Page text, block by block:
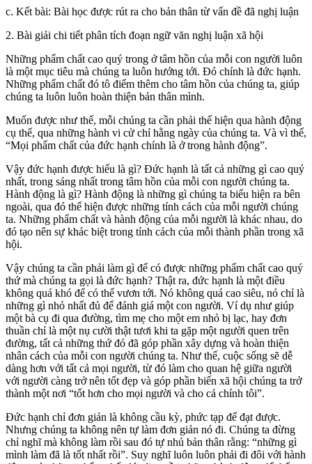
c. Kết bài: Bài học được rút ra cho bản thân từ vấn đề đã nghị luận
2. Bài giải chi tiết phân tích đoạn ngữ văn nghị luận xã hội
Những phẩm chất cao quý trong ở tâm hồn của mỗi con người luôn
là một mục tiêu mà chúng ta luôn hướng tới. Đó chính là đức hạnh.
Những phẩm chất đó tô điểm thêm cho tâm hồn của chúng ta, giúp
chúng ta luôn luôn hoàn thiện bản thân mình.
Muốn được như thế, mỗi chúng ta cần phải thể hiện qua hành động
cụ thể, qua những hành vi cử chỉ hằng ngày của chúng ta. Và vì thế,
“Mọi phẩm chất của đức hạnh chính là ở trong hành động”.
Vậy đức hạnh được hiểu là gì? Đức hạnh là tất cả những gì cao quý
nhất, trong sáng nhất trong tâm hồn của mỗi con người chúng ta.
Hành động là gì? Hành động là những gì chúng ta biểu hiện ra bên
ngoài, qua đó thể hiện được những tính cách của mỗi người chúng
ta. Những phẩm chất và hành động của mỗi người là khác nhau, do
đó tạo nên sự khác biệt trong tính cách của mỗi thành phần trong xã
hội.
Vậy chúng ta cần phải làm gì để có được những phẩm chất cao quý
thứ mà chúng ta gọi là đức hạnh? Thật ra, đức hạnh là một điều
không quá khó để có thể vươn tới. Nó không quá cao siêu, nó chỉ là
những gì nhỏ nhất đủ để đánh giá một con người. Ví dụ như giúp
một bà cụ đi qua đường, tìm mẹ cho một em nhỏ bị lạc, hay đơn
thuần chỉ là một nụ cười thật tươi khi ta gặp một người quen trên
đường, tất cả những thứ đó đã góp phần xây dựng và hoàn thiện
nhân cách của mỗi con người chúng ta. Như thế, cuộc sống sẽ dễ
dàng hơn với tất cả mọi người, từ đó làm cho quan hệ giữa người
với người càng trở nên tốt đẹp và góp phần biến xã hội chúng ta trở
thành một nơi “tốt hơn cho mọi người và cho cả chính tôi”.
Đức hạnh chỉ đơn giản là không cầu kỳ, phức tạp để đạt được.
Nhưng chúng ta không nên tự làm đơn giản nó đi. Chúng ta đừng
chỉ nghĩ mà không làm rồi sau đó tự nhủ bản thân rằng: “những gì
mình làm đã là tốt nhất rồi”. Suy nghĩ luôn luôn phải đi đôi với hành